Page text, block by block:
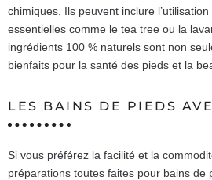
chimiques. Ils peuvent inclure
essentielles comme le tea tree ou la
ingrédients 100 % naturels sont non
bienfaits pour la santé des pieds et la
LES BAINS DE PIEDS
Si vous préférez la facilité et la
préparations toutes faites pour bains de